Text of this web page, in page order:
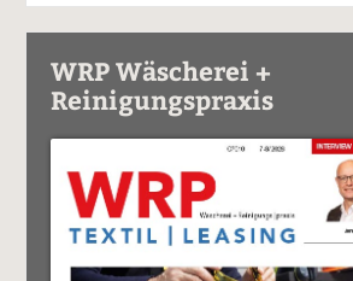
WRP Wäscherei +
Reinigungspraxis